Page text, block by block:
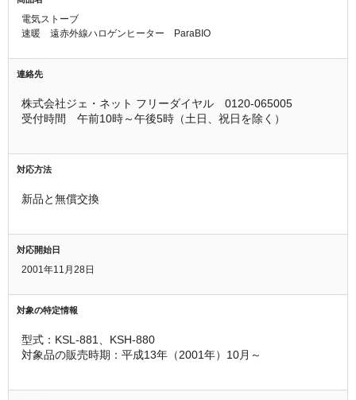
電気ストーブ
速暖 遠赤外線ハロゲンヒーター ParaBIO
連絡先
株式会社ジェ・ネット フリーダイヤル　0120-065005
受付時間　午前10時～午後5時（土日、祝日を除く）
対応方法
新品と無償交換
対応開始日
2001年11月28日
対象の特定情報
型式：KSL-881、KSH-880
対象品の販売時期：平成13年（2001年）10月～